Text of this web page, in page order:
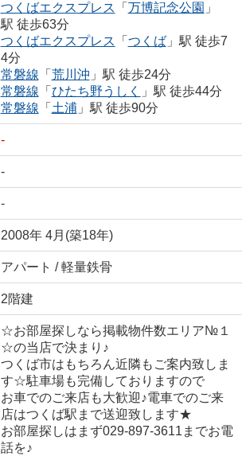
つくばエクスプレス 「 万博記念公園 」
駅 徒歩63分
つくばエクスプレス 「 つくば」駅 徒歩7
4分
常磐線 「 荒川沖 」駅 徒歩24分
常磐線 「 ひたち野うしく
」駅 徒歩44分
常磐線 「 土浦 」駅 徒歩90分
-
-
-
2008年 4月(築18年)
アパート / 軽量鉄骨
2階建
☆お部屋探しなら掲載物件数エリア№１
☆の当店で決まり♪
つくば市はもちろん近隣もご案内致しま
す☆駐車場も完備しておりますので
お車でのご来店も大歓迎♪電車でのご来
店はつくば駅まで送迎致します★
お部屋探しはまず029-897-3611までお電
話を♪